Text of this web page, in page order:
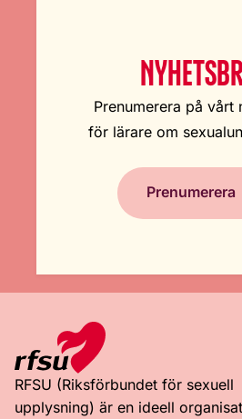
Prenumerera på vårt
för lärare om
Prenumerera
RFSU (Riksförbundet för sexuell
upplysning) är en ideell